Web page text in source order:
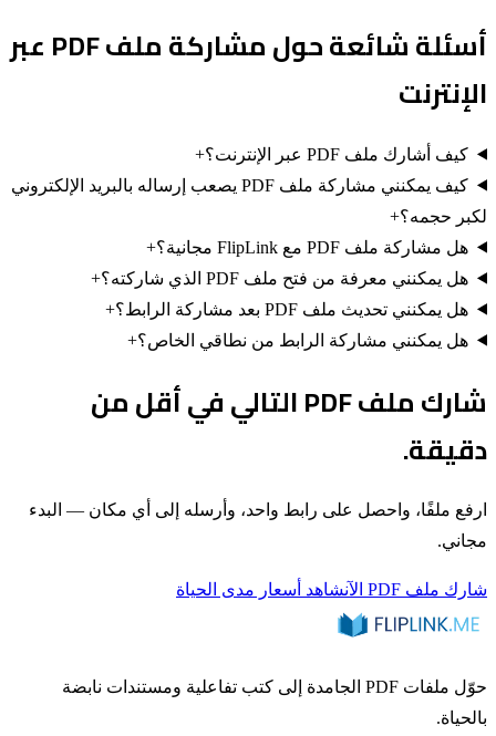
أسئلة شائعة حول مشاركة ملف PDF عبر
الإنترنت
كيف أشارك ملف PDF عبر الإنترنت؟
+
كيف يمكنني مشاركة ملف PDF يصعب إرساله بالبريد الإلكتروني
لكبر حجمه؟+
هل مشاركة ملف PDF مع FlipLink مجانية؟
+
هل يمكنني معرفة من فتح ملف PDF الذي شاركته؟
+
هل يمكنني تحديث ملف PDF بعد مشاركة الرابط؟
+
هل يمكنني مشاركة الرابط من نطاقي الخاص؟+
شارك ملف PDF التالي في أقل من
دقيقة.
ارفع ملفًا، واحصل على رابط واحد، وأرسله إلى أي مكان — البدء
مجاني.
شارك ملف PDF الآن شاهد أسعار مدى الحياة
حوّل ملفات PDF الجامدة إلى كتب تفاعلية ومستندات نابضة
بالحياة.